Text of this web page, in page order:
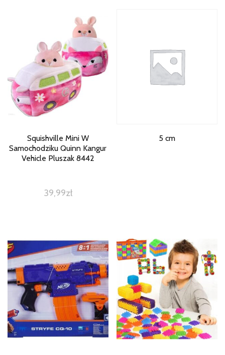
Squishville Mini W
Samochodziku Quinn Kangur
Vehicle Pluszak 8442
39,99zł
5 cm